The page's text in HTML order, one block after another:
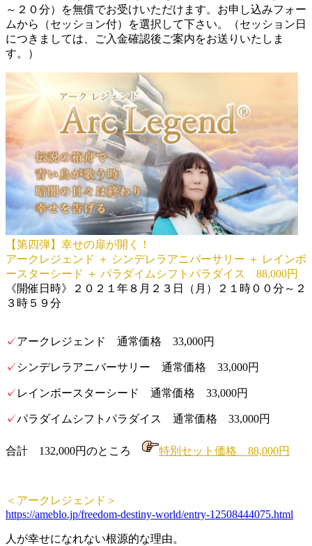
～２０分）を無償でお受けいただけます。お申し込みフォー
ムから（セッション付）を選択して下さい。（セッション日
につきましては、ご入金確認後ご案内をお送りいたしま
す。）
【第四弾】幸せの扉が開く！
アークレジェンド ＋ シンデレラアニバーサリー ＋ レインボ
ースターシード ＋ パラダイムシフトパラダイス 88,000円
《開催日時》２０２１年８月２３日（月）２１時００分～２
３時５９分
✓アークレジェンド 通常価格 33,000円
✓ シンデレラアニバーサリー 通常価格 33,000円
✓ レインボースターシード 通常価格 33,000円
✓パラダイムシフトパラダイス 通常価格 33,000円
合計 132,000円のところ 特別セット価格 88,000円
＜アークレジェンド＞
https://ameblo.jp/freedom-destiny-world/entry-12508444075.html
人が幸せになれない根源的な理由。